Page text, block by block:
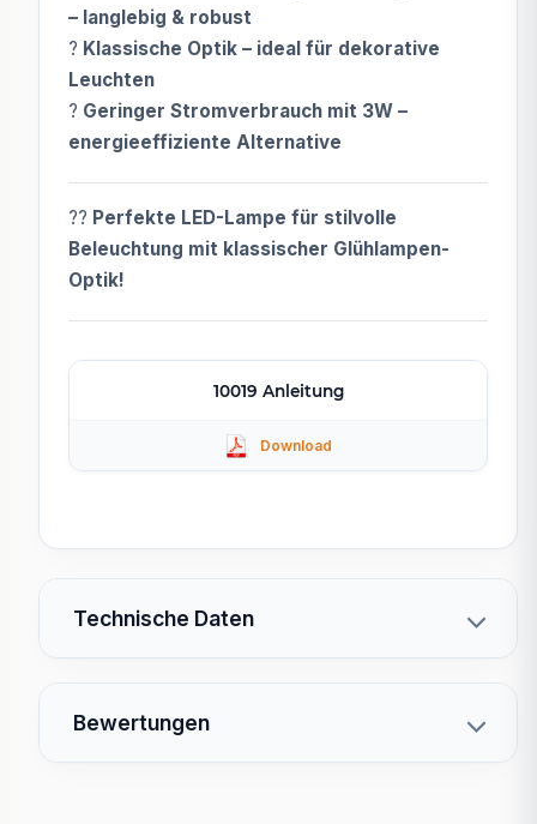
– langlebig & robust
? Klassische Optik – ideal für dekorative
Leuchten
? Geringer Stromverbrauch mit 3W –
energieeffiziente Alternative
?? Perfekte LED-Lampe für stilvolle
Beleuchtung mit klassischer Glühlampen-
Optik!
10019 Anleitung
Technische Daten
Bewertungen